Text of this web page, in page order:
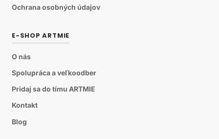
Ochrana osobných údajov
E-SHOP ARTMIE
O nás
Spolupráca a veľkoodber
Pridaj sa do tímu ARTMIE
Kontakt
Blog